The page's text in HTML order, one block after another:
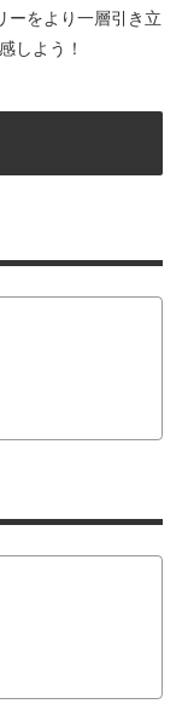
ーをより一層引き立
しよう！